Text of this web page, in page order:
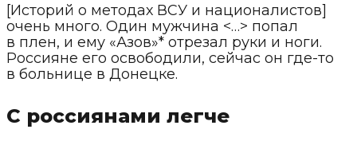
[Историй о методах ВСУ и националистов]
очень много. Один мужчина <…> попал
в плен, и ему «Азов»* отрезал руки и ноги.
Россияне его освободили, сейчас он где-то
в больнице в Донецке.
С россиянами легче